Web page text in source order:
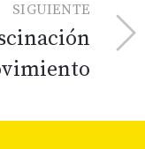
SIGUIENTE